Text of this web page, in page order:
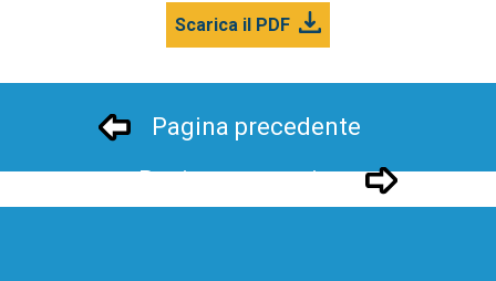
Scarica il PDF
Pagina precedente
Pagina successivo